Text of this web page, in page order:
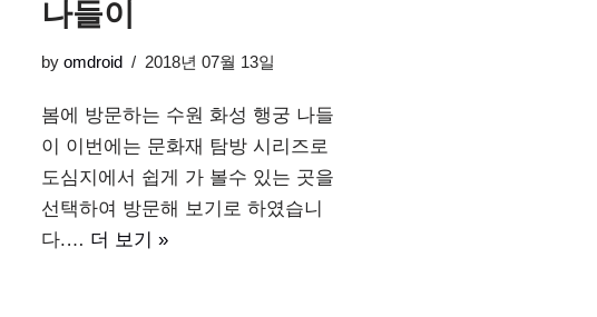
나들이
by omdroid 2018년 07월 13일
봄에 방문하는 수원 화성 행궁 나들
이 이번에는 문화재 탐방 시리즈로
도심지에서 쉽게 가 볼수 있는 곳을
선택하여 방문해 보기로 하였습니
다.… 더 보기 »